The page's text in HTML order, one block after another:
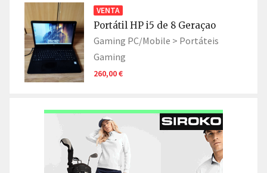
VENTA
Portátil HP i5 de 8 Geraçao
Gaming PC/Mobile > Portáteis
Gaming
260,00 €